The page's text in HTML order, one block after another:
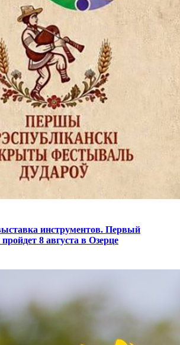
инструментов. Первый
8 августа в Озерце